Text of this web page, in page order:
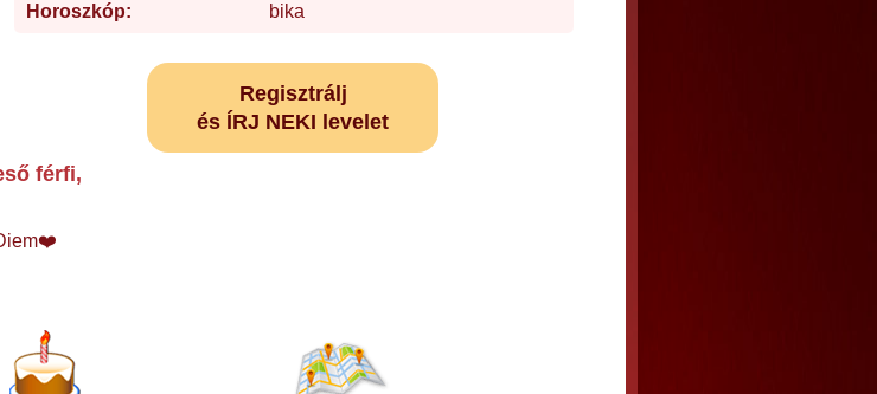
Horoszkóp: bika
Regisztrálj
és ÍRJ NEKI levelet
férfi,